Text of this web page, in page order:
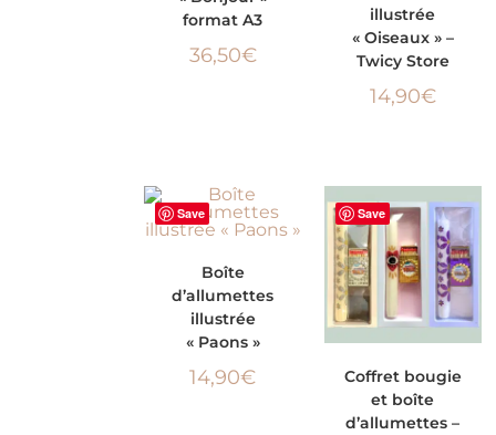
format A3
36,50€
illustrée
« Oiseaux » –
Twicy Store
14,90€
Save
PANIER
Boîte
d’allumettes
illustrée
« Paons »
14,90€
Save
OPTIONS
Coffret bougie
et boîte
d’allumettes –